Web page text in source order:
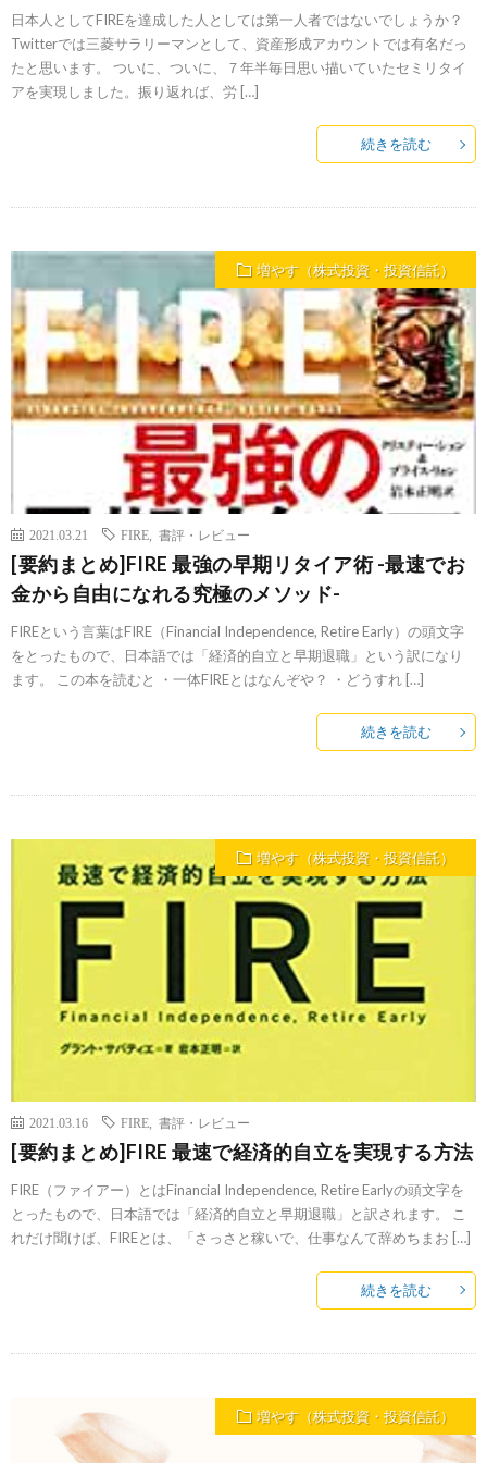
日本人としてFIREを達成した人としては第一人者ではないでしょうか？
Twitterでは三菱サラリーマンとして、資産形成アカウントでは有名だっ
たと思います。 ついに、ついに、７年半毎日思い描いていたセミリタイ
アを実現しました。振り返れば、労 […]
続きを読む
増やす（株式投資・投資信託）
2021.03.21 FIRE 書評・レビュー
[要約まとめ]FIRE 最強の早期リタイア術 -最速でお
金から自由になれる究極のメソッド-
FIREという言葉はFIRE（Financial Independence, Retire Early）の頭文字
をとったもので、日本語では「経済的自立と早期退職」という訳になり
ます。 この本を読むと ・一体FIREとはなんぞや？ ・どうすれ […]
続きを読む
増やす（株式投資・投資信託）
2021.03.16 FIRE 書評・レビュー
[要約まとめ]FIRE 最速で経済的自立を実現する方法
FIRE（ファイアー）とはFinancial Independence, Retire Earlyの頭文字を
とったもので、日本語では「経済的自立と早期退職」と訳されます。 こ
れだけ聞けば、FIREとは、「さっさと稼いで、仕事なんて辞めちまお […]
続きを読む
増やす（株式投資・投資信託）